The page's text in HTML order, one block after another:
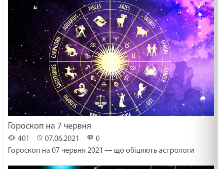
Гороскоп на 7 червня
401 07.06.2021
0
Гороскоп на 07 червня 2021 — що обіцяють астрологи